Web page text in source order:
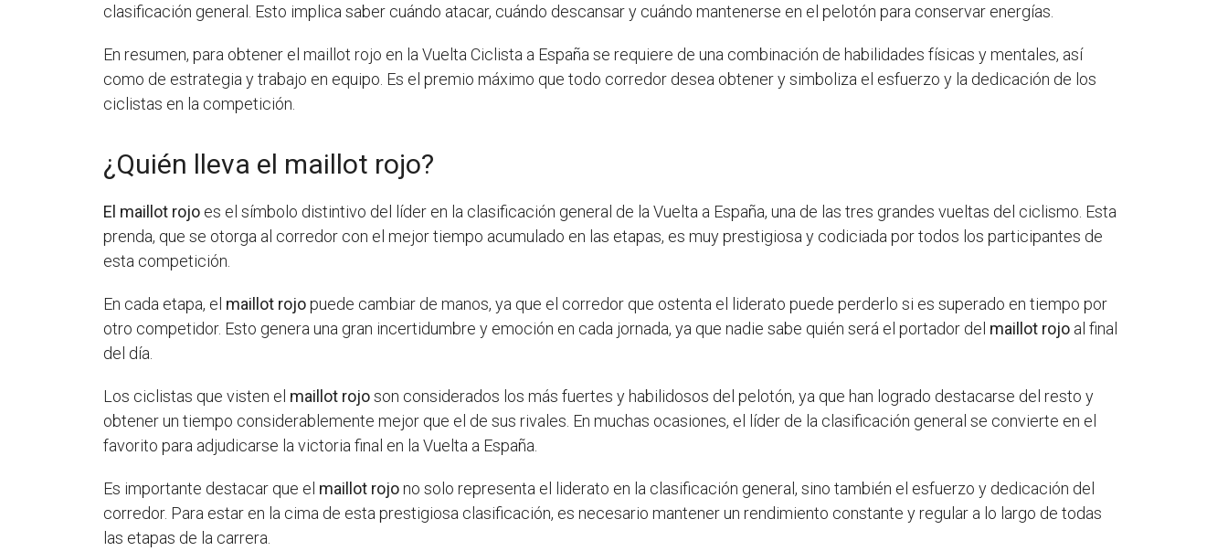
clasificación general. Esto implica saber cuándo atacar, cuándo descansar y cuándo mantenerse en el pelotón para conservar energías.
En resumen, para obtener el maillot rojo en la Vuelta Ciclista a España se requiere de una combinación de habilidades físicas y mentales, así
como de estrategia y trabajo en equipo. Es el premio máximo que todo corredor desea obtener y simboliza el esfuerzo y la dedicación de los
ciclistas en la competición.
¿Quién lleva el maillot rojo?
El maillot rojo es el símbolo distintivo del líder en la clasificación general de la Vuelta a España, una de las tres grandes vueltas del ciclismo. Esta
prenda, que se otorga al corredor con el mejor tiempo acumulado en las etapas, es muy prestigiosa y codiciada por todos los participantes de
esta competición.
En cada etapa, el maillot rojopuede cambiar de manos, ya que el corredor que ostenta el liderato puede perderlo si es superado en tiempo por
otro competidor. Esto genera una gran incertidumbre y emoción en cada jornada, ya que nadie sabe quién será el portador del maillot rojo al final
del día.
Los ciclistas que visten el maillot rojoson considerados los más fuertes y habilidosos del pelotón, ya que han logrado destacarse del resto y
obtener un tiempo considerablemente mejor que el de sus rivales. En muchas ocasiones, el líder de la clasificación general se convierte en el
favorito para adjudicarse la victoria final en la Vuelta a España.
Es importante destacar que el maillot rojono solo representa el liderato en la clasificación general, sino también el esfuerzo y dedicación del
corredor. Para estar en la cima de esta prestigiosa clasificación, es necesario mantener un rendimiento constante y regular a lo largo de todas
las etapas de la carrera.